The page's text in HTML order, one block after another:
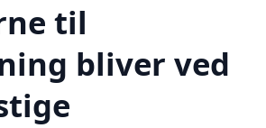
til
bliver ved